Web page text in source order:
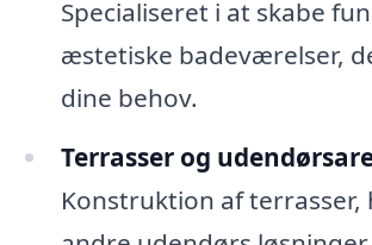
Specialiseret i at skabe
æstetiske badeværelser,
dine behov.
Terrasser og
Konstruktion af terrasser,